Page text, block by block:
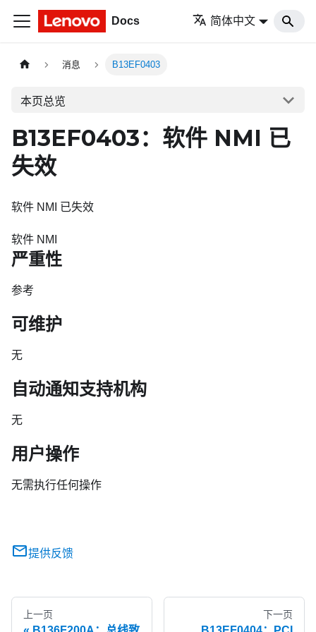
Docs 简体中文
消息 B13EF0403
本页总览
B13EF0403：软件 NMI 已
失效
软件 NMI 已失效
软件 NMI
严重性
参考
可维护
无
自动通知支持机构
无
用户操作
无需执行任何操作
提供反馈
上一页 下一页